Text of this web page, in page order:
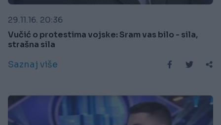
29.11.16. 20:36
Vučić o protestima vojske: Sram vas bilo - sila,
strašna sila
Saznaj više